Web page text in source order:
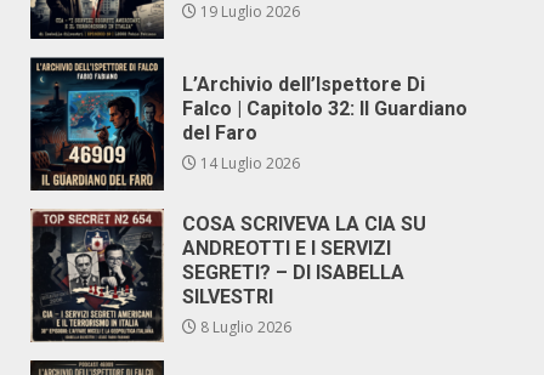
19 Luglio 2026
L’Archivio dell’Ispettore Di
Falco | Capitolo 32: Il Guardiano
del Faro
14 Luglio 2026
COSA SCRIVEVA LA CIA SU
ANDREOTTI E I SERVIZI
SEGRETI? – DI ISABELLA
SILVESTRI
8 Luglio 2026